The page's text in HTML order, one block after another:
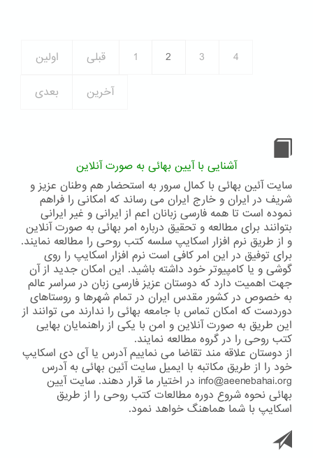
اولین قبلی 1 2 3 4
بعدی آخرین
آشنایی با آیین بهائی به صورت آنلاین
سایت آئین بهائی با کمال سرور به استحضار هم وطنان عزیز و
شریف در ایران و خارج ایران می رساند که امکانی را فراهم
نموده است تا همه فارسی زبانان اعم از ایرانی و غیر ایرانی
بتوانند برای مطالعه و تحقیق درباره امر بهائی به صورت آنلاین
و از طریق نرم افزار اسکایپ سلسه کتب روحی را مطالعه نمایند.
برای توفیق در این امر کافی است نرم افزار اسکایپ را روی
گوشی و یا کامپیوتر خود داشته باشید. این امکان جدید از آن
جهت اهمیت دارد که دوستان عزیز فارسی زبان در سراسر عالم
به خصوص در کشور مقدس ایران در تمام شهرها و روستاهای
دوردست که امکان تماس با جامعه بهائی را ندارند می توانند از
این طریق به صورت آنلاین و امن با یکی از راهنمایان بهایی
کتب روحی را در گروه مطالعه نمایند.
از دوستان علاقه مند تقاضا می نماییم آدرس یا آی دی اسکایپ
خود را از طریق مکاتبه با ایمیل سایت آئین بهائی به آدرس
info@aeenebahai.org در اختیار ما قرار دهند. سایت آیین
بهائی نحوه شروع دوره مطالعات کتب روحی را از طریق
اسکایپ با شما هماهنگ خواهد نمود.